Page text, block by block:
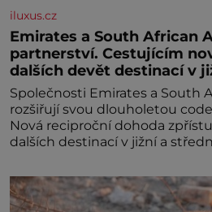
iluxus.cz
Emirates a South African
partnerství. Cestujícím
dalších devět destinací v
Společnosti Emirates a South
rozšiřují svou dlouholetou
Nová reciproční dohoda
dalších destinací v jižní a